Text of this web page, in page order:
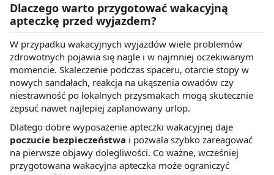
Dlaczego warto przygotować wakacyjną
apteczkę przed wyjazdem?
W przypadku wakacyjnych wyjazdów wiele problemów
zdrowotnych pojawia się nagle i w najmniej oczekiwanym
momencie. Skaleczenie podczas spaceru, otarcie stopy w
nowych sandałach, reakcja na ukąszenia owadów czy
niestrawność po lokalnych przysmakach mogą skutecznie
zepsuć nawet najlepiej zaplanowany urlop.
Dlatego dobre wyposażenie apteczki wakacyjnej daje
poczucie bezpieczeństwa i pozwala szybko zareagować
na pierwsze objawy dolegliwości. Co ważne, wcześniej
przygotowana wakacyjna apteczka może ograniczyć